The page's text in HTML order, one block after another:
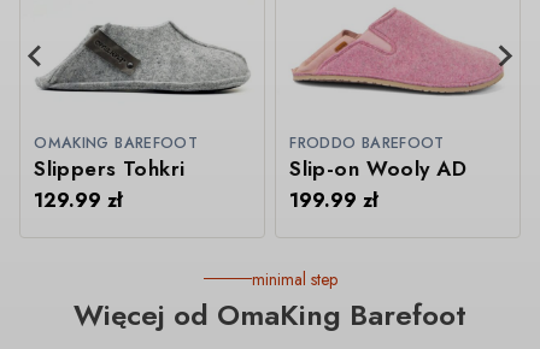
OMAKING BAREFOOT
Slippers Tohkri
129.99zł
FRODDO BAREFOOT
Slip-on Wooly AD
199.99zł
minimal step
Więcej od OmaKing Barefoot